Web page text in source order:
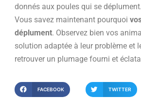
donnés aux poules qui se déplument.
Vous savez maintenant pourquoi
déplument. Observez bien vos
solution adaptée à leur problème et
retrouver un plumage fourni et
FACEBOOK TWITTER